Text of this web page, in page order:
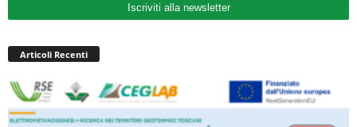
Iscriviti alla newsletter
Articoli Recenti